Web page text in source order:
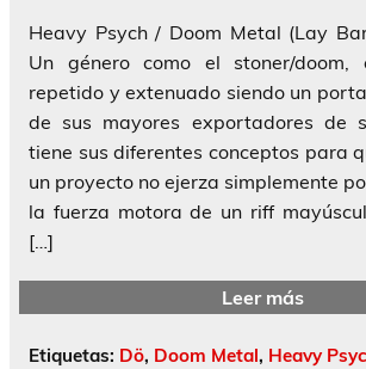
Heavy Psych / Doom Metal (Lay
Un género como el stoner/doom,
repetido y extenuado siendo un
de sus mayores exportadores de
tiene sus diferentes conceptos para
un proyecto no ejerza simplemente
la fuerza motora de un riff
[…]
Leer más
Etiquetas: Dö, Doom Metal, Heavy